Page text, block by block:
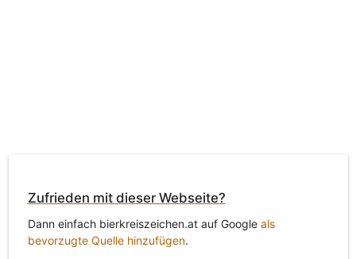
Zufrieden mit dieser Webseite?
Dann einfach bierkreiszeichen.at auf Google als
bevorzugte Quelle hinzufügen.